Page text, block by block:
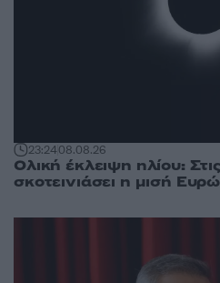
23:2408.08.26
Ολική έκλειψη ηλίου:
σκοτεινιάσει η μισή